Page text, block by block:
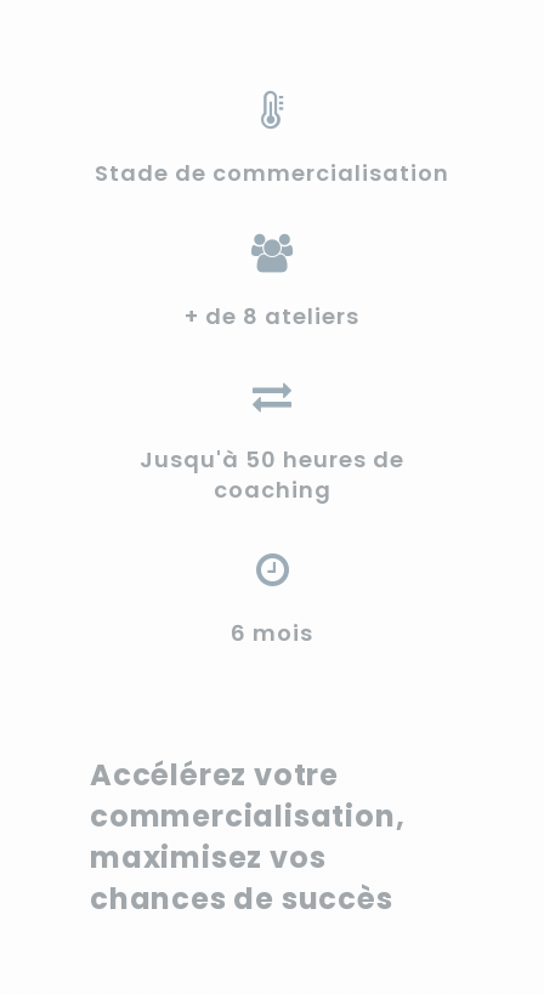
Stade de commercialisation
+ de 8 ateliers
Jusqu'à 50 heures de
coaching
6 mois
Accélérez votre
commercialisation,
maximisez vos
chances de succès